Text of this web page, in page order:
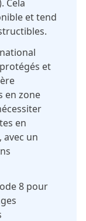
Cela
et tend
et
en zone
en
avec un
8 pour